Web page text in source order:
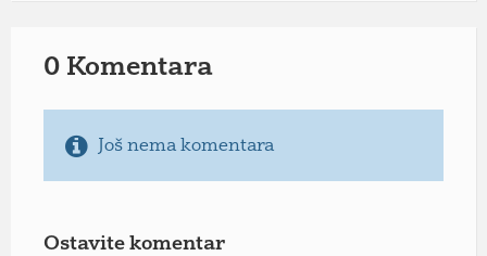
0 Komentara
Još nema komentara
Ostavite komentar